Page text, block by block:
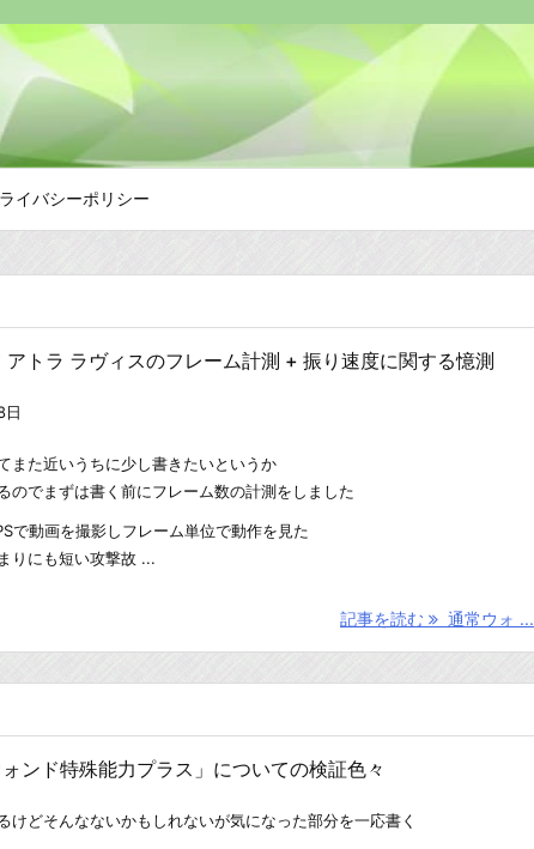
イバシーポリシー
アトラ ラヴィスのフレーム計測 + 振り速度に関する憶測
日
また近いうちに少し書きたいというか
のでまずは書く前にフレーム数の計測をしました
で動画を撮影しフレーム単位で動作を見た
りにも短い攻撃故 ...
記事を読む 通常ウォ ...
ンド特殊能力プラス」についての検証色々
けどそんなないかもしれないが気になった部分を一応書く